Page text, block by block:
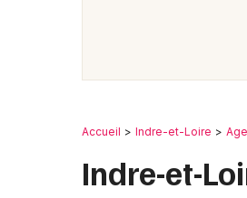
Accueil Indre-et-Loire
Indre-et-